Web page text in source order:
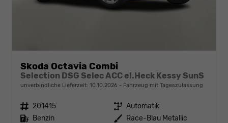
Skoda Octavia Combi
Selection DSG Selec ACC el.Heck Kessy SunS
unverbindliche Lieferzeit: 10.10.2026 Fahrzeug mit Tageszulassung
Fahrzeugnr. 201415 Getriebe Automatik
Kraftstoff Benzin Außenfarbe Race-Blau Metallic